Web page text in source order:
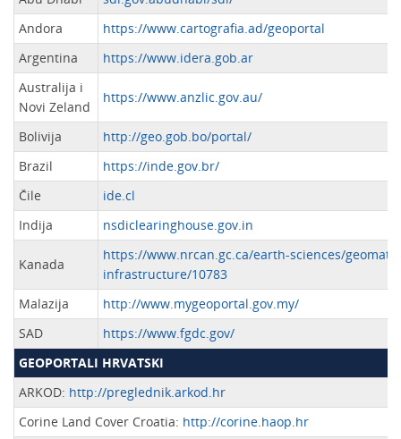
Andora
https://www.cartografia.ad/geoportal
Argentina
https://www.idera.gob.ar
Australija i
Novi Zeland
https://www.anzlic.gov.au/
Bolivija
http://geo.gob.bo/portal/
Brazil
https://inde.gov.br/
Čile
ide.cl
Indija
nsdiclearinghouse.gov.in
Kanada
https://www.nrcan.gc.ca/earth-sciences/
infrastructure/10783
Malazija
http://www.mygeoportal.gov.my/
SAD
https://www.fgdc.gov/
GEOPORTALI HRVATSKI
ARKOD: http://preglednik.arkod.hr
Corine Land Cover Croatia: http://corine.haop.hr